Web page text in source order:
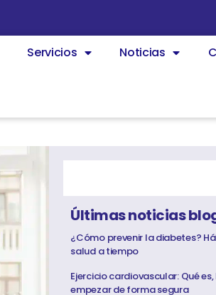
Servicios Noticias
Últimas noticias
¿Cómo prevenir la diabetes?
salud a tiempo
Ejercicio cardiovascular: Qué
empezar de forma segura